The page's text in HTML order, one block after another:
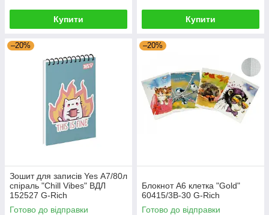
Купити Купити
–20%
Зошит для записів Yes А7/80л
спіраль "Chill Vibes" ВДЛ
152527 G-Rich
Готово до відправки
–20%
Блокнот А6 клетка "Gold"
60415/3В-30 G-Rich
Готово до відправки